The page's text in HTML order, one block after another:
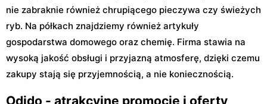
nie zabraknie również chrupiącego pieczywa czy świeżych
ryb. Na półkach znajdziemy również artykuły
gospodarstwa domowego oraz chemię. Firma stawia na
wysoką jakość obsługi i przyjazną atmosferę, dzięki czemu
zakupy stają się przyjemnością, a nie koniecznością.
Odido - atrakcyjne promocje i oferty